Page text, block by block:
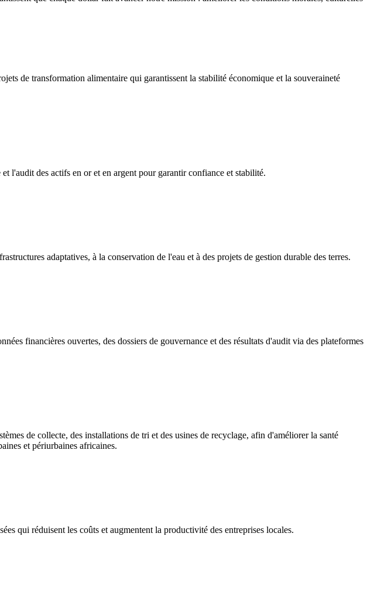
de transformation alimentaire qui garantissent la stabilité économique et la souveraineté
l'audit des actifs en or et en argent pour garantir confiance et stabilité.
adaptatives, à la conservation de l'eau et à des projets de gestion durable des terres.
financières ouvertes, des dossiers de gouvernance et des résultats d'audit via des plateformes
de collecte, des installations de tri et des usines de recyclage, afin d'améliorer la santé
et périurbaines africaines.
qui réduisent les coûts et augmentent la productivité des entreprises locales.